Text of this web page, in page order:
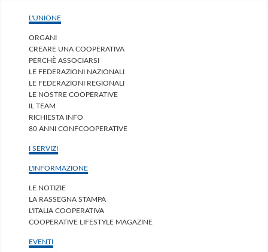
L'UNIONE
ORGANI
CREARE UNA COOPERATIVA
PERCHÈ ASSOCIARSI
LE FEDERAZIONI NAZIONALI
LE FEDERAZIONI REGIONALI
LE NOSTRE COOPERATIVE
IL TEAM
RICHIESTA INFO
80 ANNI CONFCOOPERATIVE
I SERVIZI
L'INFORMAZIONE
LE NOTIZIE
LA RASSEGNA STAMPA
L'ITALIA COOPERATIVA
COOPERATIVE LIFESTYLE MAGAZINE
EVENTI